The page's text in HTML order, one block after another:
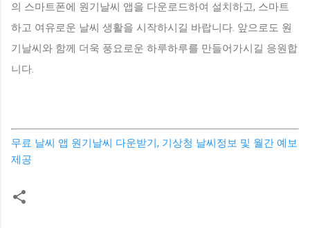
의 스마트폰에 원기날씨 앱을 다운로드하여 설치하고, 스마트
하고 여유로운 날씨 생활을 시작하시길 바랍니다. 앞으로도 원
기날씨와 함께 더욱 풍요로운 하루하루를 만들어가시길 응원합
니다.
무료 날씨 앱 원기날씨 다운받기, 기상청 날씨정보 및 월간 예보
제공